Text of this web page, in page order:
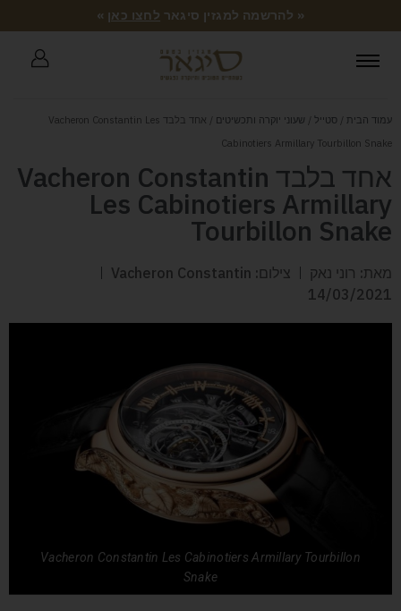
« להרשמה למגזין סיגאר לחצו כאן »
עמוד הבית / סטייל / שעוני יוקרה ותכשיטים
/ אחד בלבד Vacheron Constantin Les
Cabinotiers Armillary Tourbillon Snake
אחד בלבד Vacheron Constantin
Les Cabinotiers Armillary
Tourbillon Snake
מאת: רוני נאק
צילום: Vacheron Constantin
14/03/2021
Vacheron Constantin Les Cabinotiers Armillary Tourbillon
Snake